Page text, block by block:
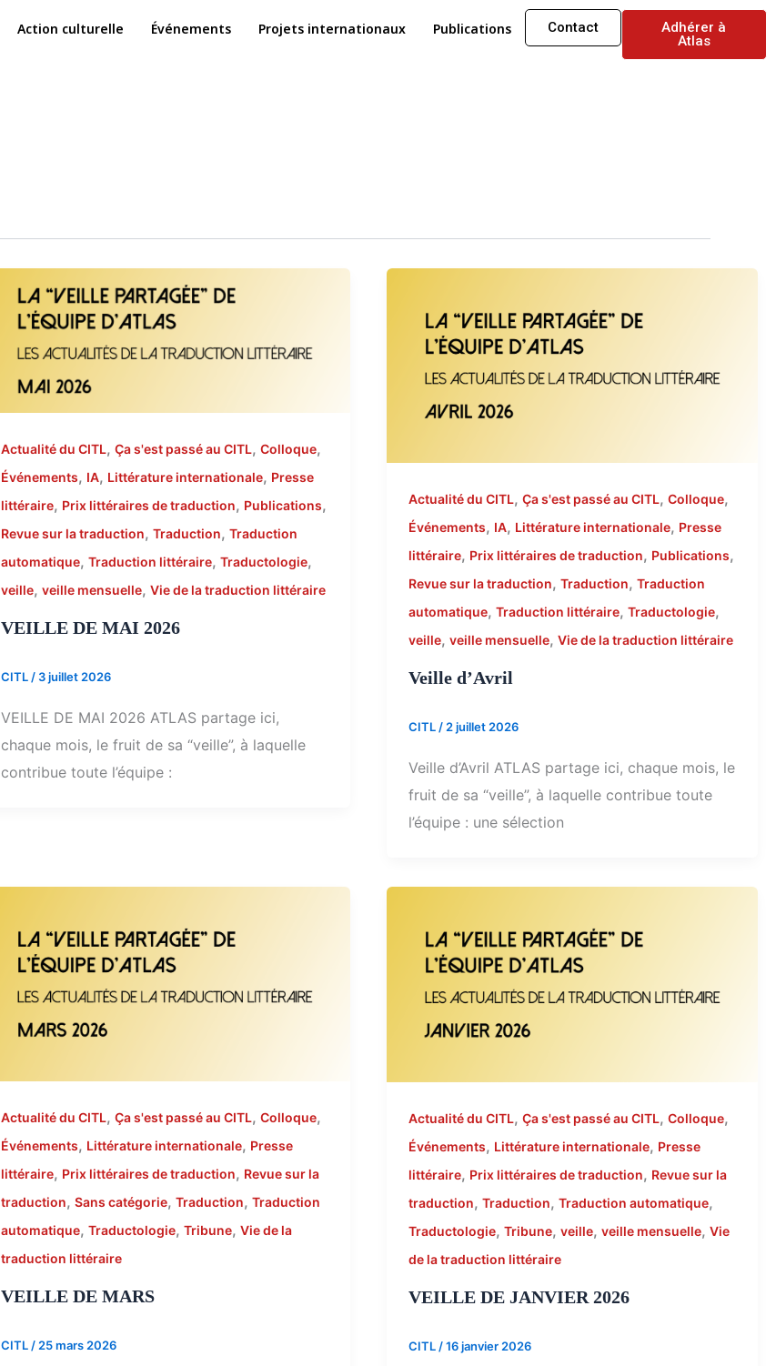
Action culturelle Événements Projets internationaux Publications Contact
Adhérer à
Atlas
Actualité du CITL, Ça s'est passé au CITL, Colloque,
Événements, IA, Littérature internationale, Presse
littéraire, Prix littéraires de traduction, Publications,
Revue sur la traduction, Traduction, Traduction
automatique, Traduction littéraire, Traductologie,
veille, veille mensuelle, Vie de la traduction littéraire
VEILLE DE MAI 2026
CITL / 3 juillet 2026
VEILLE DE MAI 2026 ATLAS partage ici,
chaque mois, le fruit de sa “veille”, à laquelle
contribue toute l’équipe :
Actualité du CITL, Ça s'est passé au CITL, Colloque,
Événements, IA, Littérature internationale, Presse
littéraire, Prix littéraires de traduction, Publications,
Revue sur la traduction, Traduction, Traduction
automatique, Traduction littéraire, Traductologie,
veille, veille mensuelle, Vie de la traduction littéraire
Veille d’Avril
CITL / 2 juillet 2026
Veille d’Avril ATLAS partage ici, chaque mois, le
fruit de sa “veille”, à laquelle contribue toute
l’équipe : une sélection
Actualité du CITL, Ça s'est passé au CITL, Colloque,
Événements, Littérature internationale, Presse
littéraire, Prix littéraires de traduction, Revue sur la
traduction, Sans catégorie, Traduction, Traduction
automatique, Traductologie, Tribune, Vie de la
traduction littéraire
VEILLE DE MARS
CITL / 25 mars 2026
Actualité du CITL, Ça s'est passé au CITL, Colloque,
Événements, Littérature internationale, Presse
littéraire, Prix littéraires de traduction, Revue sur la
traduction, Traduction, Traduction automatique,
Traductologie, Tribune, veille, veille mensuelle, Vie
de la traduction littéraire
VEILLE DE JANVIER 2026
CITL /16 janvier 2026